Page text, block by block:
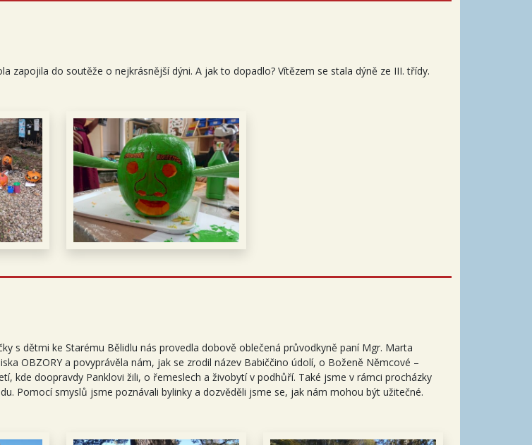
zapojila do soutěže o nejkrásnější dýni. A jak to dopadlo? Vítězem se stala dýně ze III. třídy.
s dětmi ke Starému Bělidlu nás provedla dobově oblečená průvodkyně paní Mgr. Marta
OBZORY a povyprávěla nám, jak se zrodil název Babiččino údolí, o Boženě Němcové –
kde doopravdy Panklovi žili, o řemeslech a živobytí v podhůří. Také jsme v rámci procházky
Pomocí smyslů jsme poznávali bylinky a dozvěděli jsme se, jak nám mohou být užitečné.